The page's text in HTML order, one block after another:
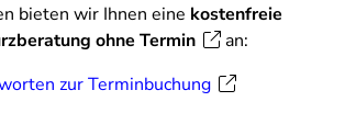
bieten wir Ihnen eine kostenfreie
ohne Termin
an:
zur Terminbuchung